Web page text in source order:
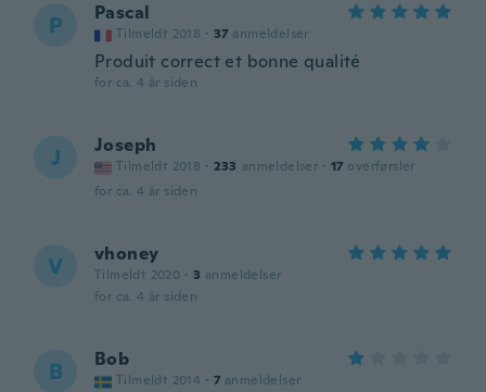
P Pascal
Tilmeldt 2018 · 37 anmeldelser
Produit correct et bonne qualité
for ca. 4 år siden
J Joseph
Tilmeldt 2018 · 233 anmeldelser · 17 overførsler
for ca. 4 år siden
V vhoney
Tilmeldt 2020 · 3 anmeldelser
for ca. 4 år siden
B Bob
Tilmeldt 2014 · 7 anmeldelser